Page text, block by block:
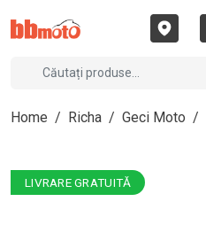
Home / Richa / Geci Moto /
LIVRARE GRATUITĂ